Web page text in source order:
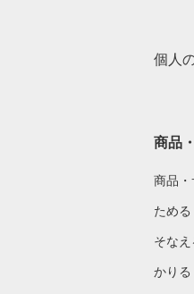
個人
商品
商品
ため
そなえ
かりる